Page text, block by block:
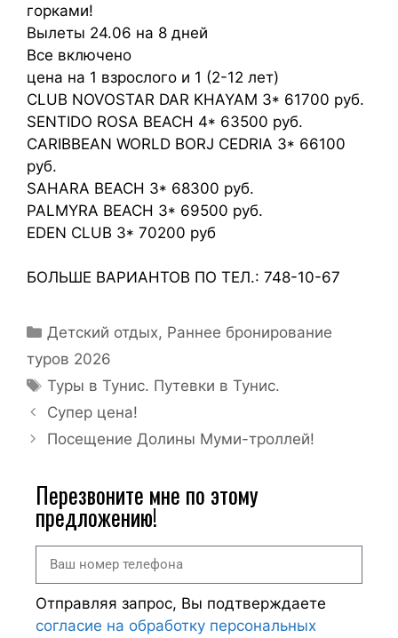
горками!
Вылеты 24.06 на 8 дней
Все включено
цена на 1 взрослого и 1 (2-12 лет)
CLUB NOVOSTAR DAR KHAYAM 3* 61700 руб.
SENTIDO ROSA BEACH 4* 63500 руб.
CARIBBEAN WORLD BORJ CEDRIA 3* 66100
руб.
SAHARA BEACH 3* 68300 руб.
PALMYRA BEACH 3* 69500 руб.
EDEN CLUB 3* 70200 руб
БОЛЬШЕ ВАРИАНТОВ ПО ТЕЛ.: 748-10-67
Детский отдых, Раннее бронирование
туров 2026
Туры в Тунис. Путевки в Тунис.
Супер цена!
Посещение Долины Муми-троллей!
Перезвоните мне по этому
предложению!
Отправляя запрос, Вы подтверждаете
согласие на обработку персональных